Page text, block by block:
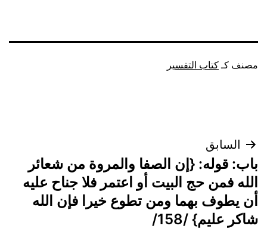
مصنف كـ كتاب التفسير
تصفّح
المقالات
السابق
باب: قوله: {إن الصفا والمروة من شعائر
الله فمن حج البيت أو اعتمر فلا جناح عليه
أن يطوف بهما ومن تطوع خيرا فإن الله
شاكر عليم} /158/